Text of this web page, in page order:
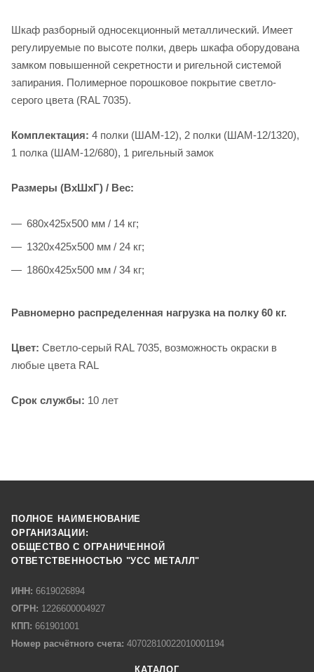
Шкаф разборный односекционный металлический. Имеет
регулируемые по высоте полки, дверь шкафа оборудована
замком повышенной секретности и ригельной системой
запирания. Полимерное порошковое покрытие светло-
серого цвета (RAL 7035).
Комплектация: 4 полки (ШАМ-12), 2 полки (ШАМ-12/1320),
1 полка (ШАМ-12/680), 1 ригельный замок
Размеры (ВхШхГ) / Вес:
680x425x500 мм / 14 кг;
1320x425x500 мм / 24 кг;
1860x425x500 мм / 34 кг;
Равномерно распределенная нагрузка на полку 60 кг.
Цвет: Светло-серый RAL 7035, возможность окраски в
любые цвета RAL
Cрок службы: 10 лет
ПОЛНОЕ НАИМЕНОВАНИЕ
ОРГАНИЗАЦИИ:
ОБЩЕСТВО С ОГРАНИЧЕННОЙ
ОТВЕТСТВЕННОСТЬЮ "УСС МЕТАЛЛ"
ИНН: 6619026894
ОГРН: 1226600004927
КПП: 661901001
Номер расчётного счета: 40702810022010001194
КАТАЛОГ